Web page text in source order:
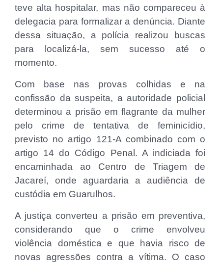
teve alta hospitalar, mas não compareceu à
delegacia para formalizar a denúncia. Diante
dessa situação, a polícia realizou buscas
para localizá-la, sem sucesso até o
momento.
Com base nas provas colhidas e na
confissão da suspeita, a autoridade policial
determinou a prisão em flagrante da mulher
pelo crime de tentativa de feminicídio,
previsto no artigo 121-A combinado com o
artigo 14 do Código Penal. A indiciada foi
encaminhada ao Centro de Triagem de
Jacareí, onde aguardaria a audiência de
custódia em Guarulhos.
A justiça converteu a prisão em preventiva,
considerando que o crime envolveu
violência doméstica e que havia risco de
novas agressões contra a vítima. O caso